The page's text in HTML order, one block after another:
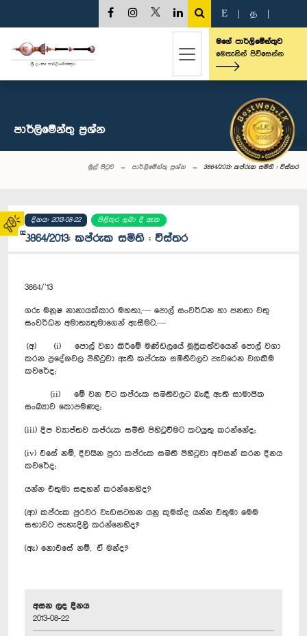
02
E த
මගේ පාර්ලිමේන්තුව
මෙතැනින් පිවිසෙන්න
පාර්ලි‌මේන්තු‌ ප්‍රශ්න
මුල් පිටුව පාර්ලි‌මේන්තු‌ ප්‍රශ්න 3864/2013: කප්රුක සමිති : විස්තර
දිනය: 2013-08-22 පිළිතුර ලබා දී ඇත
3864/2013: කප්රුක සමිති : විස්තර
3864/’13
ගරු මනූෂ නානායක්කාර මහතා,— පොල් සංවර්ධන හා ජනතා වතු
සංවර්ධන අමාත්‍යතුමාගෙන් ඇසීමට,—
(අ) (i) පොල් වගා කිරීමේ මණ්ඩලයේ මූලිකත්වයෙන් පොල් වගා
කරන ප්‍රදේශවල පිහිටුවා ඇති කප්රුක සමිතිවලට පැවරෙන වගකීම
කවරේද;
(ii) මේ වන විට කප්රුක සමිතිවලට බැඳී ඇති සාමාජික
සංඛ්‍යාව කොපමණද;
(iii) දීප ව්‍යාප්තව කප්රුක සමිති පිහිටුවීමට කටයුතු කරන්නේද;
(iv) එසේ නම්, දිවයින පුරා කප්රුක සමිති පිහිටුවා අවසන් කරන දිනය
කවරේද;
යන්න එතුමා සඳහන් කරන්නෙහිද?
(ආ) කප්රුක පුරවර වැඩසටහන යනු කුමක්ද යන්න එතුමා මෙම
සභාවට පැහැදිලි කරන්නෙහිද?
(ඇ) නොඑසේ නම්, ඒ මන්ද?
අසන ලද දිනය
2013-08-22